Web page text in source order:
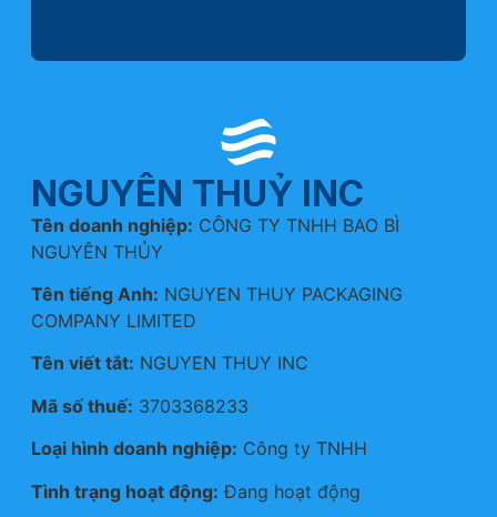
NGUYÊN THUỶ INC
Tên doanh nghiệp: CÔNG TY TNHH BAO BÌ
NGUYÊN THỦY
Tên tiếng Anh: NGUYEN THUY PACKAGING
COMPANY LIMITED
Tên viết tắt: NGUYEN THUY INC
Mã số thuế: 3703368233
Loại hình doanh nghiệp: Công ty TNHH
Tình trạng hoạt động: Đang hoạt động